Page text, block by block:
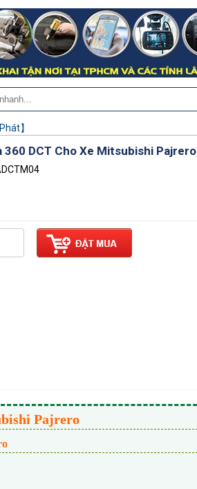
】
360 DCT Cho Xe Mitsubishi Pajrero
Pajrero